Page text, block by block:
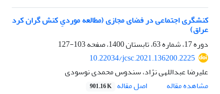
کنشگری اجتماعی در فضای مجازی (مطالعه موردیِ کنش گران کرد
عراق)
دوره 17، شماره 63، تابستان 1400، صفحه
103-127
10.22034/jcsc.2021.136200.2225
علیرضا عبداللهی نژاد، سندوس محمدی نوسودی
مشاهده مقاله
اصل مقاله 901.16 K